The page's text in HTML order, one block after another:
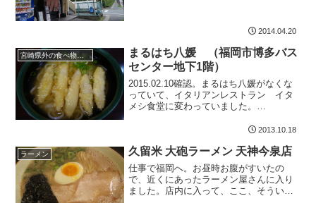
間が本当に過ぎてしまったんだぁ～って
2014.04.20
宮崎県外の食べ物屋さん。
まるはち八媛 （福岡市博多バス
センター地下1階）
2015.02.10確認。まるはち八媛がなくな
っていて、イタリアンレストラン イタ
メシ食堂に変わっていました。
広島から博多までバスで4時間。宮崎まで
と何か食...
2013.10.18
ラーメン 久留米 大砲ラーメン 天神今泉店
仕事で福岡へ。お昼時お腹がすいたの
で、近くにあったラーメン屋さんに入り
ました。店内に入って、ここ、そういえ